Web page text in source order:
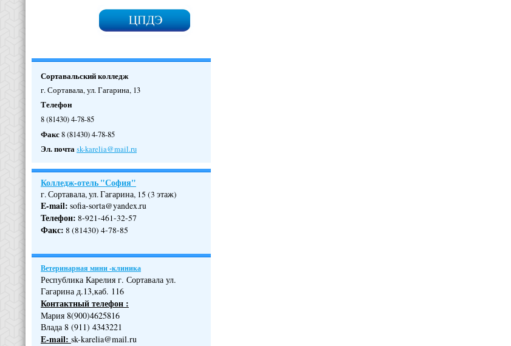
Сортавальский колледж
г. Сортавала, ул. Гагарина, 13
Телефон
8 (81430) 4-78-85
Факс8 (81430) 4-78-85
Эл. почтаsk-karelia@mail.ru
Колледж-отель "София"
г. Сортавала, ул. Гагарина, 15 (3 этаж)
E-mail: sofia-sorta@yandex.ru
Телефон: 8-921-461-32-57
Факс: 8 (81430) 4-78-85
Ветеринарная мини -клиника
Республика Карелия г. Сортавала ул.
Гагарина д.13,каб. 116
Контактный телефон :
Мария 8(900)4625816
Влада 8 (911) 4343221
Е-mail: sk-karelia@mail.ru